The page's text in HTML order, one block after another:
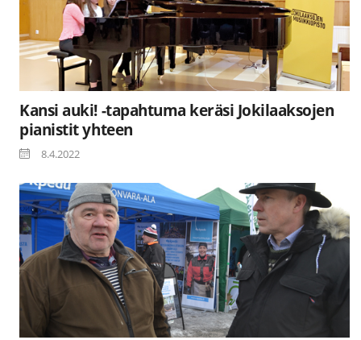
Kansi auki! -tapahtuma keräsi Jokilaaksojen
pianistit yhteen
8.4.2022